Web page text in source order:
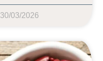
30/03/2026